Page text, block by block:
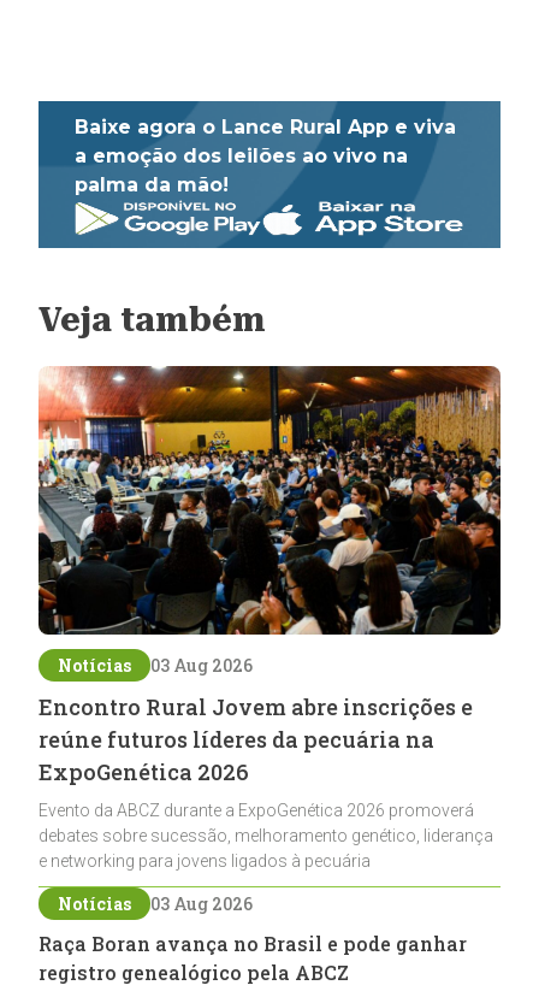
Baixe agora o Lance Rural App e viva
a emoção dos leilões ao vivo na
palma da mão!
Veja também
Notícias 03 Aug 2026
Encontro Rural Jovem abre inscrições e
reúne futuros líderes da pecuária na
ExpoGenética 2026
Evento da ABCZ durante a ExpoGenética 2026 promoverá
debates sobre sucessão, melhoramento genético, liderança
e networking para jovens ligados à pecuária
Notícias 03 Aug 2026
Raça Boran avança no Brasil e pode ganhar
registro genealógico pela ABCZ